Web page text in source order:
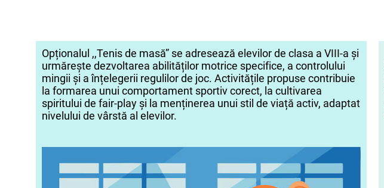
Opționalul ,,Tenis de masă” se adresează elevilor de clasa a VIII-a și
urmărește dezvoltarea abilităților motrice specifice, a controlului
mingii și a înțelegerii regulilor de joc. Activitățile propuse contribuie
la formarea unui comportament sportiv corect, la cultivarea
spiritului de fair-play și la menținerea unui stil de viață activ, adaptat
nivelului de vârstă al elevilor.